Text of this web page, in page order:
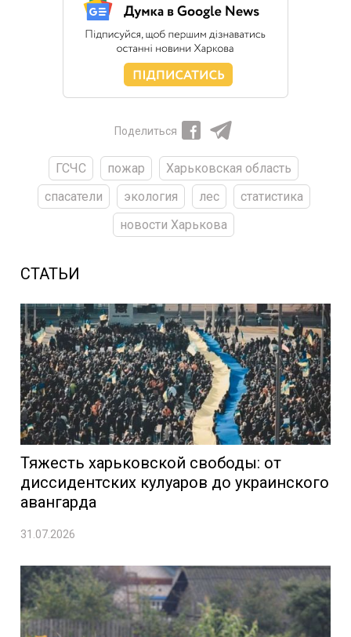
Поделиться
ГСЧС пожар
Харьковская область
спасатели
экология лес
статистика
новости Харькова
СТАТЬИ
Тяжесть харьковской свободы: от
диссидентских кулуаров до украинского
авангарда
31.07.2026